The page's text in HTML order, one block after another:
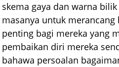
skema gaya dan warna
masanya untuk
penting bagi mereka yang
pembaikan diri mereka
bahawa persoalan